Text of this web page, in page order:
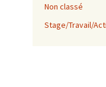
Non classé
Stage/Travail/